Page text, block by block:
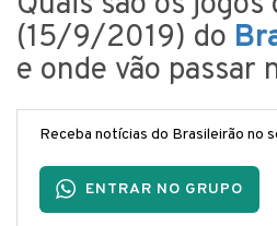
(15/9/2019) do
e onde vão passar
Receba notícias do Brasileirão no
ENTRAR NO GRUPO